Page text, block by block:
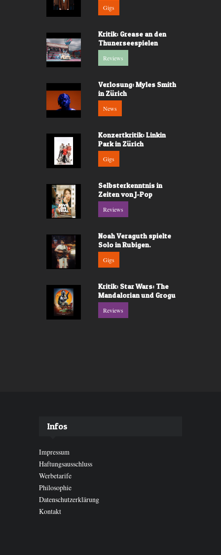
Gigs
Kritik: Grease an den
Thunerseespielen
Reviews
Verlosung: Myles Smith
in Zürich
News
Konzertkritik: Linkin
Park in Zürich
Gigs
Selbsterkenntnis in
Zeiten von J-Pop
Reviews
Noah Veraguth spielte
Solo in Rubigen.
Gigs
Kritik: Star Wars: The
Mandalorian und Grogu
Reviews
Infos
Impressum
Haftungsausschluss
Werbetarife
Philosophie
Datenschutzerklärung
Kontakt